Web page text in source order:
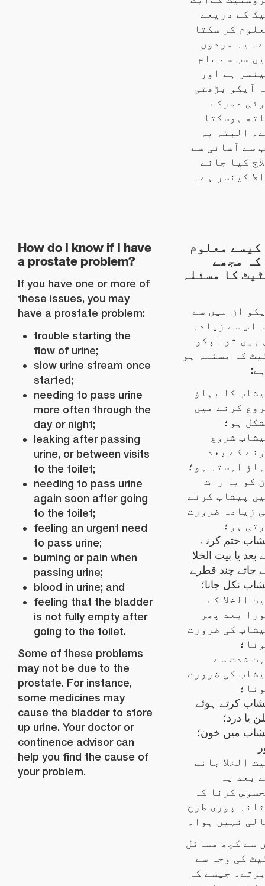
کے ذریعے
کر سکتا
یہ مردوں
سب سے عام
ہے اور
آپکو بڑھتی
عمرکے
ہوسکتا
البتہ یہ
سے آسانی سے
کیا جانے
کینسر ہے۔
How do I know if I have
a prostate problem?
If you have one or more of
these issues, you may
have a prostate problem:
trouble starting the
flow of urine;
slow urine stream once
started;
needing to pass urine
more often through the
day or night;
leaking after passing
urine, or between visits
to the toilet;
needing to pass urine
again soon after going
to the toilet;
feeling an urgent need
to pass urine;
burning or pain when
passing urine;
blood in urine; and
feeling that the bladder
is not fully empty after
going to the toilet.
Some of these problems
may not be due to the
prostate. For instance,
some medicines may
cause the bladder to store
up urine. Your doctor or
continence advisor can
help you find the cause of
your problem.
کیسے معلوم
کہ مجھے
کا مسئلہ
ان میں سے
اس سے زیادہ
ہیں تو آپکو
کا مسئلہ ہو
کا بہاؤ
کرنے میں
ہو؛
شروع
کے بعد
آہستہ ہو؛
کو یا رات
پیشاب کرنے
زیادہ ضرورت
ہو؛
ختم کرنے
بعد یا بیت الخلا
جاتے چند قطرے
نکل جانا؛
الخلا کے
بعد پھر
کی ضرورت
شدت سے
کی ضرورت
کرتے ہوئے
یا درد؛
میں خون؛
الخلا جانے
بعد یہ
کرنا کہ
پوری طرح
نہیں ہوا۔
سے کچھ مسائل
کی وجہ سے
جیسے کہ